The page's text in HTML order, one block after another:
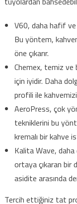
V60, daha hafif ve
Bu yöntem,
öne çıkarır.
Chemex, temiz ve
için iyidir. Daha
profili ile
AeroPress, çok
tekniklerini bu
kremalı bir kahve
Kalita Wave,
ortaya çıkaran bir
asidite arasında
Tercih ettiğiniz tat